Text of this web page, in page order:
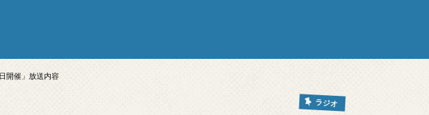
開催」放送内容
ラジオ